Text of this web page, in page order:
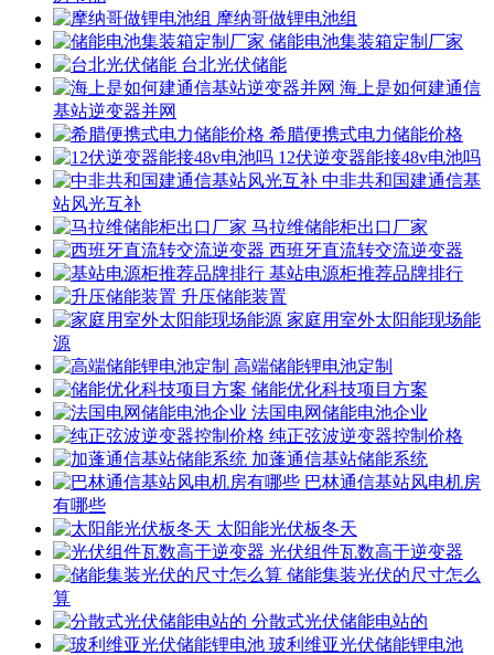
摩纳哥做锂电池组
储能电池集装箱定制厂家
台北光伏储能
海上是如何建通信
基站逆变器并网
希腊便携式电力储能价格
12伏逆变器能接48v电池吗
中非共和国建通信基
站风光互补
马拉维储能柜出口厂家
西班牙直流转交流逆变器
基站电源柜推荐品牌排行
升压储能装置
家庭用室外太阳能现场能
源
高端储能锂电池定制
储能优化科技项目方案
法国电网储能电池企业
纯正弦波逆变器控制价格
加蓬通信基站储能系统
巴林通信基站风电机房
有哪些
太阳能光伏板冬天
光伏组件瓦数高于逆变器
储能集装光伏的尺寸怎么
算
分散式光伏储能电站的
玻利维亚光伏储能锂电池